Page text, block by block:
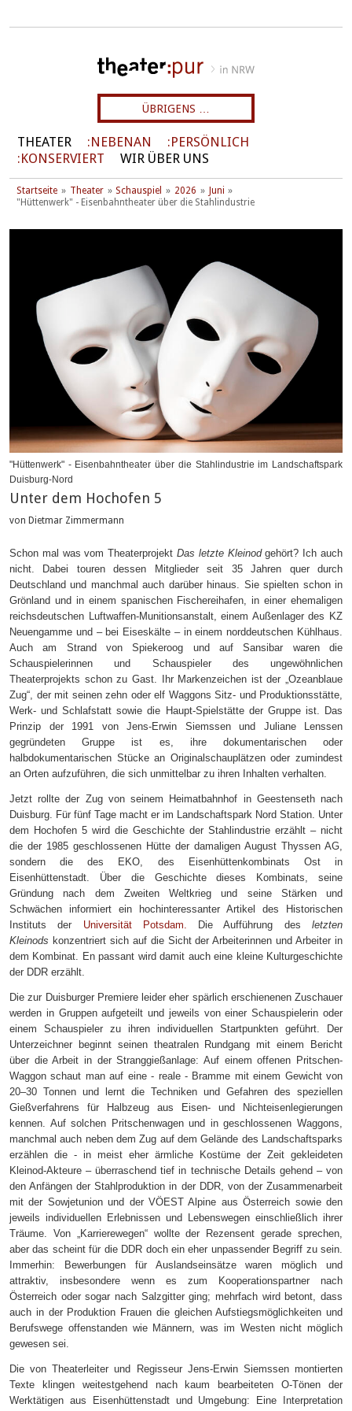
ÜBRIGENS …
THEATER NEBENAN
PERSÖNLICH
KONSERVIERT
WIR ÜBER UNS
Startseite Theater Schauspiel 2026
Juni
"Hüttenwerk" - Eisenbahntheater über die Stahlindustrie
"Hüttenwerk" - Eisenbahntheater über die Stahlindustrie im Landschaftspark
Duisburg-Nord
Unter dem Hochofen 5
von Dietmar Zimmermann
Schon mal was vom Theaterprojekt Das letzte Kleinodgehört? Ich auch
nicht. Dabei touren dessen Mitglieder seit 35 Jahren quer durch
Deutschland und manchmal auch darüber hinaus. Sie spielten schon in
Grönland und in einem spanischen Fischereihafen, in einer ehemaligen
reichsdeutschen Luftwaffen-Munitionsanstalt, einem Außenlager des KZ
Neuengamme und – bei Eiseskälte – in einem norddeutschen Kühlhaus.
Auch am Strand von Spiekeroog und auf Sansibar waren die
Schauspielerinnen und Schauspieler des ungewöhnlichen
Theaterprojekts schon zu Gast. Ihr Markenzeichen ist der „Ozeanblaue
Zug“, der mit seinen zehn oder elf Waggons Sitz- und Produktionsstätte,
Werk- und Schlafstatt sowie die Haupt-Spielstätte der Gruppe ist. Das
Prinzip der 1991 von Jens-Erwin Siemssen und Juliane Lenssen
gegründeten Gruppe ist es, ihre dokumentarischen oder
halbdokumentarischen Stücke an Originalschauplätzen oder zumindest
an Orten aufzuführen, die sich unmittelbar zu ihren Inhalten verhalten.
Jetzt rollte der Zug von seinem Heimatbahnhof in Geestenseth nach
Duisburg. Für fünf Tage macht er im Landschaftspark Nord Station. Unter
dem Hochofen 5 wird die Geschichte der Stahlindustrie erzählt – nicht
die der 1985 geschlossenen Hütte der damaligen August Thyssen AG,
sondern die des EKO, des Eisenhüttenkombinats Ost in
Eisenhüttenstadt. Über die Geschichte dieses Kombinats, seine
Gründung nach dem ZweitenWeltkrieg und seine Stärken und
Schwächen informiert ein hochinteressanter Artikel des Historischen
Instituts der Universität Potsdam. Die Aufführung desletzten
Kleinods konzentriert sich auf die Sicht der Arbeiterinnen und Arbeiter in
dem Kombinat. En passant wird damit auch eine kleine Kulturgeschichte
der DDR erzählt.
Die zur Duisburger Premiere leider eher spärlich erschienenen Zuschauer
werden in Gruppen aufgeteilt und jeweils von einer Schauspielerin oder
einem Schauspieler zu ihren individuellen Startpunkten geführt. Der
Unterzeichner beginnt seinen theatralen Rundgang mit einem Bericht
über die Arbeit in der Stranggießanlage: Auf einem offenen Pritschen-
Waggon schaut man auf eine - reale - Bramme mit einem Gewicht von
20–30 Tonnen und lernt die Techniken und Gefahren des speziellen
Gießverfahrens für Halbzeug aus Eisen- und Nichteisenlegierungen
kennen. Auf solchen Pritschenwagen und in geschlossenen Waggons,
manchmal auch neben dem Zug auf dem Gelände des Landschaftsparks
erzählen die - in meist eher ärmliche Kostüme der Zeit gekleideten
Kleinod-Akteure – überraschend tief in technische Details gehend – von
den Anfängen der Stahlproduktion in der DDR, von der Zusammenarbeit
mit der Sowjetunion und der VÖEST Alpine aus Österreich sowie den
jeweils individuellen Erlebnissen und Lebenswegen einschließlich ihrer
Träume. Von „Karrierewegen“ wollte der Rezensent gerade sprechen,
aber das scheint für die DDR doch ein eher unpassender Begriff zu sein.
Immerhin: Bewerbungen für Auslandseinsätze waren möglich und
attraktiv, insbesondere wenn es zum Kooperationspartner nach
Österreich oder sogar nach Salzgitter ging; mehrfach wird betont, dass
auch in der Produktion Frauen die gleichen Aufstiegsmöglichkeiten und
Berufswege offenstanden wie Männern, was im Westen nicht möglich
gewesen sei.
Die von Theaterleiter und Regisseur Jens-Erwin Siemssen montierten
Texte klingen weitestgehend nach kaum bearbeiteten O-Tönen der
Werktätigen aus Eisenhüttenstadt und Umgebung: Eine Interpretation